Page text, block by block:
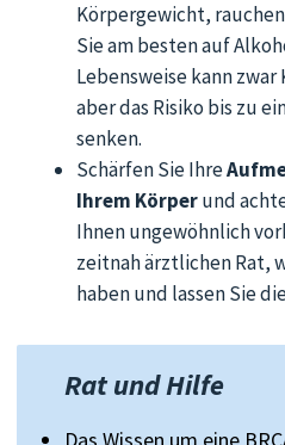
Körpergewicht,
Sie am besten auf
Lebensweise kann
aber das Risiko bis zu
senken.
Schärfen Sie Ihre
Ihrem Körperund
Ihnen ungewöhnlich
zeitnah ärztlichen Rat,
haben und lassen Sie
Rat und Hilfe